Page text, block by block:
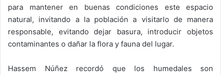
para mantener en buenas condiciones este espacio
natural, invitando a la población a visitarlo de manera
responsable, evitando dejar basura, introducir objetos
contaminantes o dañar la flora y fauna del lugar.
Hassem Núñez recordó que los humedales son